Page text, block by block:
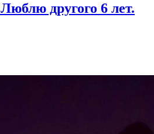
Люблю другого 6 лет.